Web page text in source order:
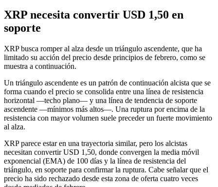
XRP necesita convertir USD 1,50 en
soporte
XRP busca romper al alza desde un triángulo ascendente, que ha
limitado su acción del precio desde principios de febrero, como se
muestra a continuación.
Un triángulo ascendente es un patrón de continuación alcista que se
forma cuando el precio se consolida entre una línea de resistencia
horizontal —techo plano— y una línea de tendencia de soporte
ascendente —mínimos más altos—. Una ruptura por encima de la
resistencia con mayor volumen suele preceder un fuerte movimiento
al alza.
XRP parece estar en una trayectoria similar, pero los alcistas
necesitan convertir USD 1,50, donde convergen la media móvil
exponencial (EMA) de 100 días y la línea de resistencia del
triángulo, en soporte para confirmar la ruptura. Cabe señalar que el
precio ha sido rechazado desde esta zona de oferta cuatro veces